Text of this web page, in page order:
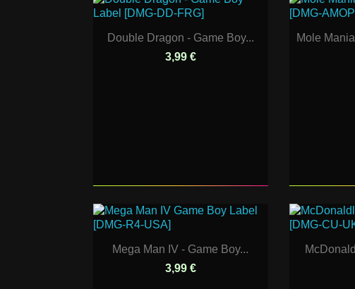
Double Dragon - Game Boy...
3,99 €
Mole
Mega Man IV - Game Boy...
3,99 €